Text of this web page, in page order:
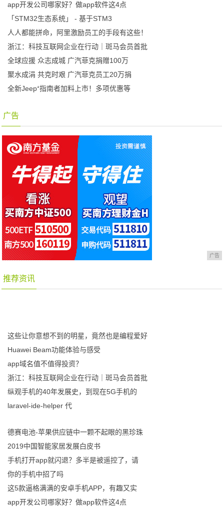
app开发公司哪家好？做app软件这4点
「STM32生态系统」 - 基于STM3
人人都能拼命，阿里激励员工的手段有这些！
浙江：科技互联网企业在行动｜斑马会员首批
全球应援 众志成城 广汽菲克捐赠100万
聚水成涓 共克时艰 广汽菲克员工20万捐
全新Jeep⁺指南者加料上市！多项优惠等
广告
广告
推荐资讯
这些让你意想不到的明星，竟然也是编程爱好
Huawei Beam功能体验与感受
app域名值不值得投资？
浙江：科技互联网企业在行动｜斑马会员首批
纵观手机的40年发展史，到现在5G手机的
laravel-ide-helper 代
德赛电池-苹果供应链中一颗不起眼的黑珍珠
2019中国智能家居发展白皮书
手机打开app就闪退？多半是被遥控了，请
你的手机中招了吗
这5款逼格满满的安卓手机APP，有趣又实
app开发公司哪家好？做app软件这4点